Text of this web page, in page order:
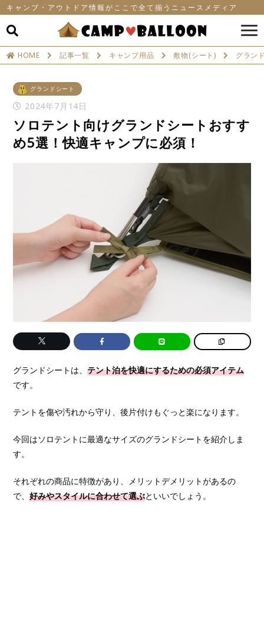
キャンプ・アウトドア情報がここで全て揃うニュースメディア
HOME 記事一覧 キャンプ用品 敷物(シート) グラン
グランドシート
2024年7月14日
ソロテント向けグランドシートおすす
め5選！快適キャンプに必須！
グランドシートは、テント泊を快適にするための必須アイテム
です。
テントを傷や汚れから守り、後片付けもぐっと楽になります。
今回はソロテントに最適なサイズのグランドシートを紹介しま
す。
それぞれの商品に特徴があり、メリットデメリットがあるの
で、好みやスタイルに合わせて選ぶといいでしょう。